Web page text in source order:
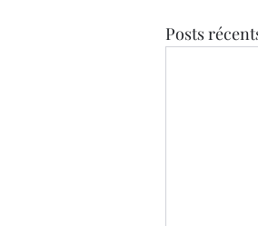
Posts